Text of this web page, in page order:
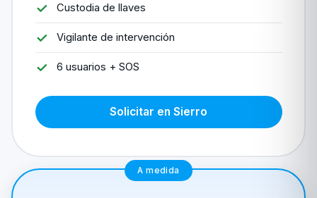
Custodia de llaves
Vigilante de intervención
6 usuarios + SOS
Solicitar en Sierro
A medida